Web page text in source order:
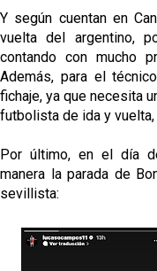
OFICIAL | Juanlu
Y según cuentan en
vuelta del argentino,
contando con mucho
Además, para el
fichaje, ya que necesita
futbolista de ida y
Por último, en el día
manera la parada de
sevillista: